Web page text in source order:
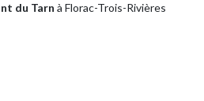
du Tarnà Florac-Trois-Rivières